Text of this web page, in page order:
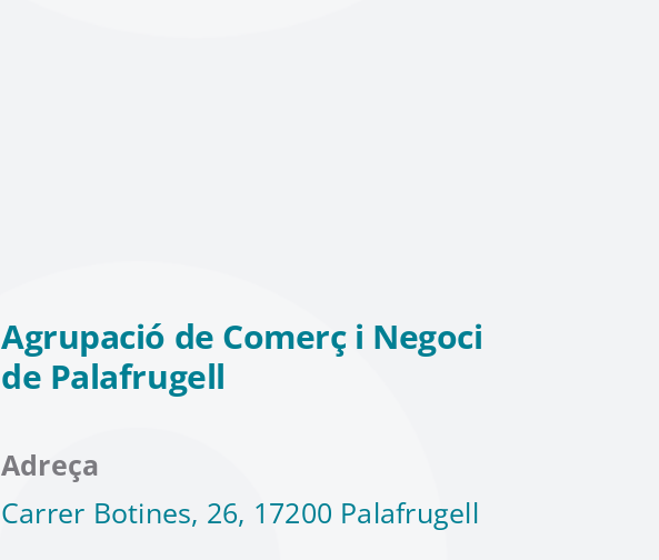
Agrupació de Comerç i Negoci
de Palafrugell
Adreça
Carrer Botines, 26, 17200 Palafrugell